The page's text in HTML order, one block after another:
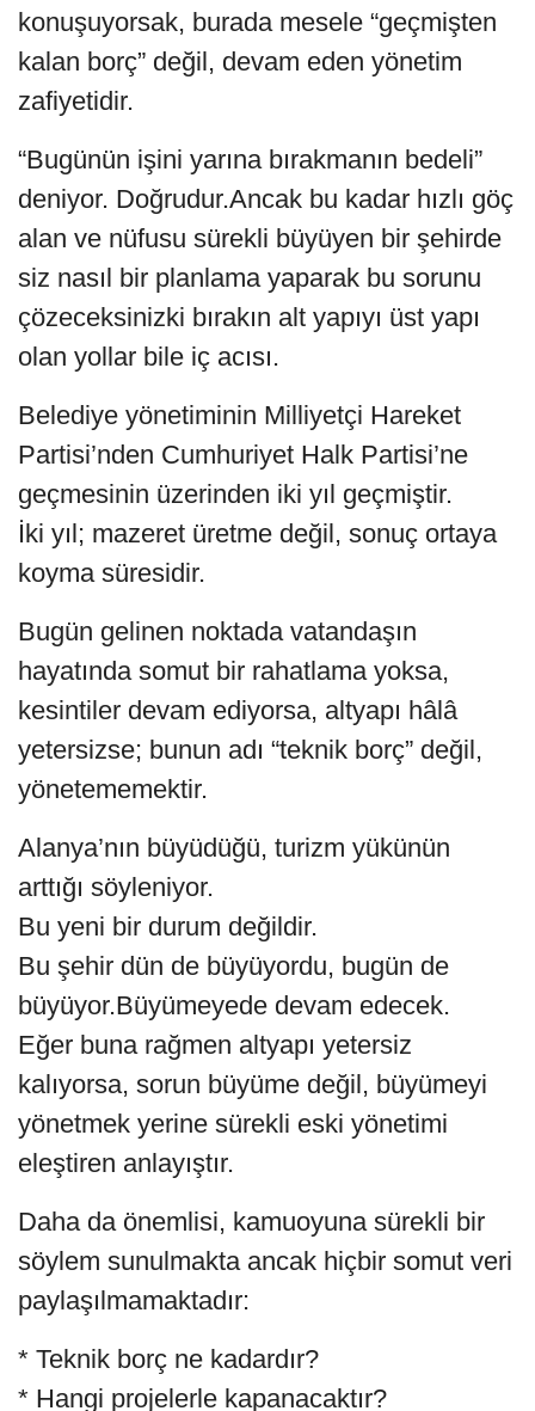
konuşuyorsak, burada mesele “geçmişten
kalan borç” değil, devam eden yönetim
zafiyetidir.
“Bugünün işini yarına bırakmanın bedeli”
deniyor. Doğrudur.Ancak bu kadar hızlı göç
alan ve nüfusu sürekli büyüyen bir şehirde
siz nasıl bir planlama yaparak bu sorunu
çözeceksinizki bırakın alt yapıyı üst yapı
olan yollar bile iç acısı.
Belediye yönetiminin Milliyetçi Hareket
Partisi’nden Cumhuriyet Halk Partisi’ne
geçmesinin üzerinden iki yıl geçmiştir.
İki yıl; mazeret üretme değil, sonuç ortaya
koyma süresidir.
Bugün gelinen noktada vatandaşın
hayatında somut bir rahatlama yoksa,
kesintiler devam ediyorsa, altyapı hâlâ
yetersizse; bunun adı “teknik borç” değil,
yönetememektir.
Alanya’nın büyüdüğü, turizm yükünün
arttığı söyleniyor.
Bu yeni bir durum değildir.
Bu şehir dün de büyüyordu, bugün de
büyüyor.Büyümeyede devam edecek.
Eğer buna rağmen altyapı yetersiz
kalıyorsa, sorun büyüme değil, büyümeyi
yönetmek yerine sürekli eski yönetimi
eleştiren anlayıştır.
Daha da önemlisi, kamuoyuna sürekli bir
söylem sunulmakta ancak hiçbir somut veri
paylaşılmamaktadır:
* Teknik borç ne kadardır?
* Hangi projelerle kapanacaktır?